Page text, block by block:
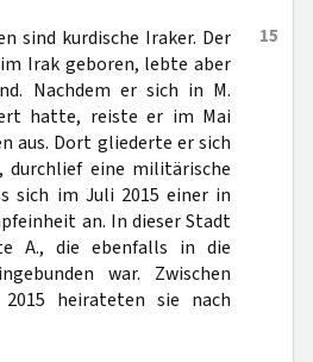
15
sind kurdische Iraker. Der
Irak geboren, lebte aber
Nachdem er sich in M.
hatte, reiste er im Mai
aus. Dort gliederte er sich
durchlief eine militärische
sich im Juli 2015 einer in
an. In dieser Stadt
A., die ebenfalls in die
war. Zwischen
heirateten sie nach